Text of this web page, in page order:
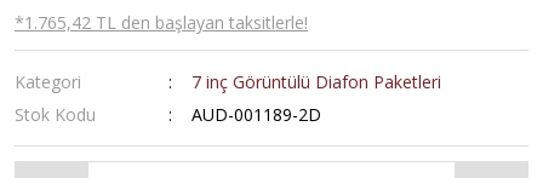
*1.765,42 TL den başlayan taksitlerle!
Kategori
7 inç Görüntülü Diafon Paketleri
Stok Kodu
AUD-001189-2D